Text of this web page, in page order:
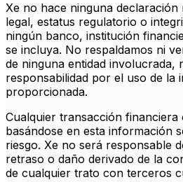
Xe no hace ninguna
legal, estatus regulatorio o
ningún banco, institución
se incluya. No respaldamos ni
de ninguna entidad involucrada,
responsabilidad por el uso de la
proporcionada.
Cualquier transacción financiera
basándose en esta información
riesgo. Xe no será responsable
retraso o daño derivado de la
de cualquier trato con terceros